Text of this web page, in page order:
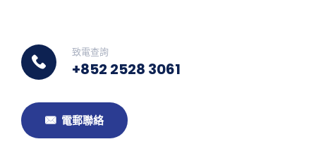
致電查詢
+852 2528 3061
電郵聯絡